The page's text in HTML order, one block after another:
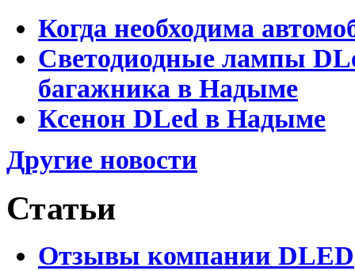
Когда необходима
Светодиодные лампы
багажника в Надыме
Ксенон DLed в Надыме
Другие новости
Статьи
Отзывы компании DLED